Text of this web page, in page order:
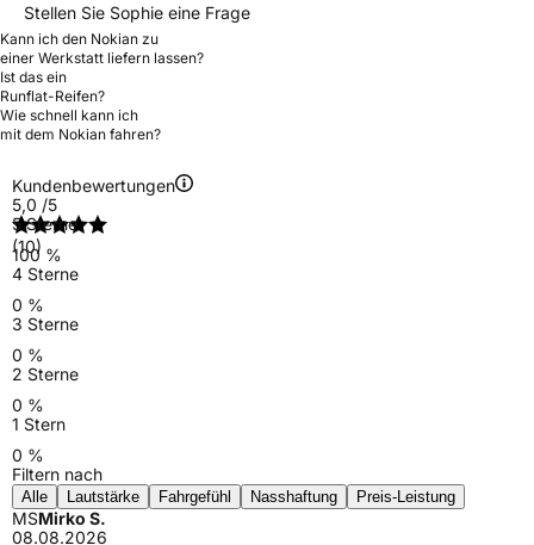
Stellen Sie Sophie eine Frage
Kann ich den Nokian zu
einer Werkstatt liefern lassen?
Ist das ein
Runflat-Reifen?
Wie schnell kann ich
mit dem Nokian fahren?
Kundenbewertungen
5,0 /5
(10)
5 Sterne
100 %
4 Sterne
0 %
3 Sterne
0 %
2 Sterne
0 %
1 Stern
0 %
Filtern nach
Alle Lautstärke Fahrgefühl Nasshaftung Preis-Leistung
MSMirko S.
08.08.2026